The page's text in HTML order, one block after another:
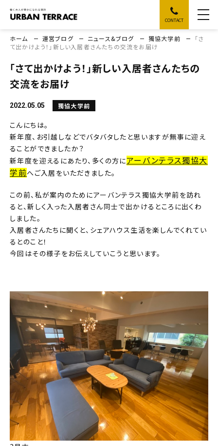
CONTACT
ホーム 運営ブログ ニュース&ブログ 獨協大学前
「さ
て出かけよう！」新しい入居者さんたちの交流をお届け
「さて出かけよう！」新しい入居者さんたちの
交流をお届け
2022.05.05 獨協大学前
こんにちは。
新年度、お引越しなどでバタバタしたと思いますが無事に迎え
ることができましたか？
新年度を迎えるにあたり、多くの方にアーバンテラス獨協大
学前へご入居をいただきました。
この前、私が案内のためにアーバンテラス獨協大学前を訪れ
ると、新しく入った入居者さん同士で出かけるところに出くわ
しました。
入居者さんたちに聞くと、シェアハウス生活を楽しんでくれてい
るとのこと！
今回はその様子をお伝えしていこうと思います。